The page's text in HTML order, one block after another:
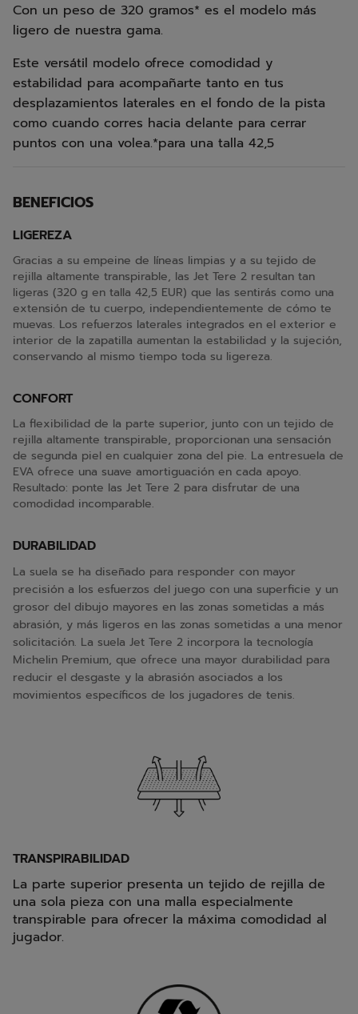
Con un peso de 320 gramos* es el modelo más
ligero de nuestra gama.
Este versátil modelo ofrece comodidad y
estabilidad para acompañarte tanto en tus
desplazamientos laterales en el fondo de la pista
como cuando corres hacia delante para cerrar
puntos con una volea.*para una talla 42,5
BENEFICIOS
LIGEREZA
Gracias a su empeine de líneas limpias y a su tejido de
rejilla altamente transpirable, las Jet Tere 2 resultan tan
ligeras (320 g en talla 42,5 EUR) que las sentirás como una
extensión de tu cuerpo, independientemente de cómo te
muevas. Los refuerzos laterales integrados en el exterior e
interior de la zapatilla aumentan la estabilidad y la sujeción,
conservando al mismo tiempo toda su ligereza.
CONFORT
La flexibilidad de la parte superior, junto con un tejido de
rejilla altamente transpirable, proporcionan una sensación
de segunda piel en cualquier zona del pie. La entresuela de
EVA ofrece una suave amortiguación en cada apoyo.
Resultado: ponte las Jet Tere 2 para disfrutar de una
comodidad incomparable.
DURABILIDAD
La suela se ha diseñado para responder con mayor
precisión a los esfuerzos del juego con una superficie y un
grosor del dibujo mayores en las zonas sometidas a más
abrasión, y más ligeros en las zonas sometidas a una menor
solicitación. La suela Jet Tere 2 incorpora la tecnología
Michelin Premium, que ofrece una mayor durabilidad para
reducir el desgaste y la abrasión asociados a los
movimientos específicos de los jugadores de tenis.
TRANSPIRABILIDAD
La parte superior presenta un tejido de rejilla de
una sola pieza con una malla especialmente
transpirable para ofrecer la máxima comodidad al
jugador.